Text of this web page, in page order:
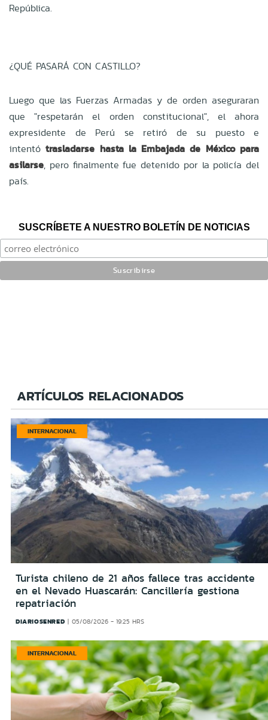
República.
¿QUÉ PASARÁ CON CASTILLO?
Luego que las Fuerzas Armadas y de orden aseguraran
que "respetarán el orden constitucional", el ahora
expresidente de Perú se retiró de su puesto e
intentótrasladarse hasta la Embajada de México para
asilarse, pero finalmente fue detenido por la policía del
país.
SUSCRÍBETE A NUESTRO BOLETÍN DE NOTICIAS
ARTÍCULOS RELACIONADOS
INTERNACIONAL
Turista chileno de 21 años fallece tras accidente
en el Nevado Huascarán: Cancillería gestiona
repatriación
DIARIOSENRED 05/08/2026 - 19:25 HRS
INTERNACIONAL